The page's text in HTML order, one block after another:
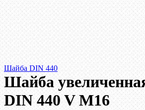
Шайба DIN 440
Шайба
DIN 440 V М16